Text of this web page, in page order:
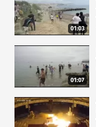
01:03
01:07